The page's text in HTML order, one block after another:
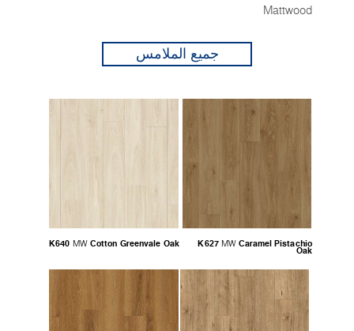
Mattwood
جميع الملامس
K627 MW Caramel Pistachio
Oak
K640 MW Cotton Greenvale Oak